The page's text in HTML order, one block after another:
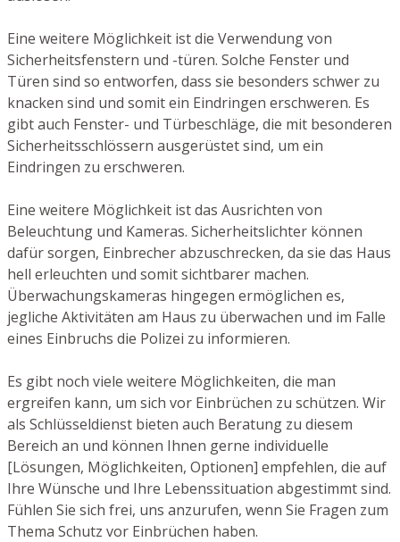
Eine weitere Möglichkeit ist die Verwendung von
Sicherheitsfenstern und -türen. Solche Fenster und
Türen sind so entworfen, dass sie besonders schwer zu
knacken sind und somit ein Eindringen erschweren. Es
gibt auch Fenster- und Türbeschläge, die mit besonderen
Sicherheitsschlössern ausgerüstet sind, um ein
Eindringen zu erschweren.
Eine weitere Möglichkeit ist das Ausrichten von
Beleuchtung und Kameras. Sicherheitslichter können
dafür sorgen, Einbrecher abzuschrecken, da sie das Haus
hell erleuchten und somit sichtbarer machen.
Überwachungskameras hingegen ermöglichen es,
jegliche Aktivitäten am Haus zu überwachen und im Falle
eines Einbruchs die Polizei zu informieren.
Es gibt noch viele weitere Möglichkeiten, die man
ergreifen kann, um sich vor Einbrüchen zu schützen. Wir
als Schlüsseldienst bieten auch Beratung zu diesem
Bereich an und können Ihnen gerne individuelle
[Lösungen, Möglichkeiten, Optionen] empfehlen, die auf
Ihre Wünsche und Ihre Lebenssituation abgestimmt sind.
Fühlen Sie sich frei, uns anzurufen, wenn Sie Fragen zum
Thema Schutz vor Einbrüchen haben.